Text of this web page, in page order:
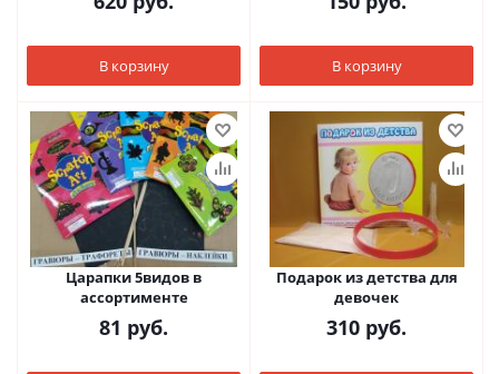
В корзину В корзину
Царапки 5видов в
ассортименте
81 руб.
Подарок из детства для
девочек
310 руб.